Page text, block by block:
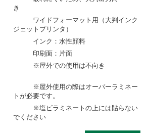
き
ワイドフォーマット用（大判インク
ジェットプリンタ）
インク：水性顔料
印刷面：片面
※屋外での使用は不向き
※屋外使用の際はオーバーラミネー
トが必要です。
※塩ビラミネートの上には貼らない
でください